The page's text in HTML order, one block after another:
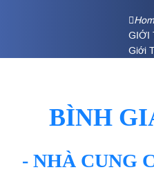
GIỚI
Giới
BÌNH
- NHÀ CUNG